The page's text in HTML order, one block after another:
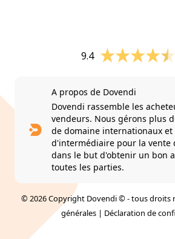
9.4
A propos de Dovendi
Dovendi rassemble les
vendeurs. Nous gérons plus
de domaine internationaux et
d'intermédiaire pour la vente
dans le but d'obtenir un bon
toutes les parties.
© 2026 Copyright Dovendi © - tous droits
générales | Déclaration de